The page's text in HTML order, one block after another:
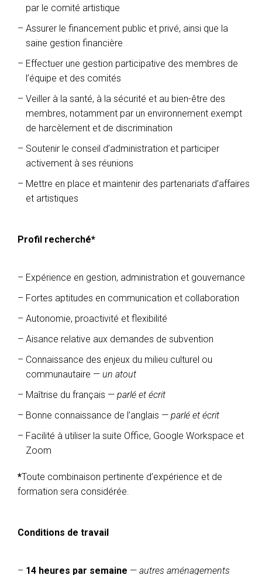
par le comité artistique
Assurer le financement public et privé, ainsi que la
saine gestion financière
Effectuer une gestion participative des membres de
l’équipe et des comités
Veiller à la santé, à la sécurité et au bien-être des
membres, notamment par un environnement exempt
de harcèlement et de discrimination
Soutenir le conseil d’administration et participer
activement à ses réunions
Mettre en place et maintenir des partenariats d’affaires
et artistiques
Profil recherché*
Expérience en gestion, administration et gouvernance
Fortes aptitudes en communication et collaboration
Autonomie, proactivité et flexibilité
Aisance relative aux demandes de subvention
Connaissance des enjeux du milieu culturel ou
communautaire — un atout
Maîtrise du français — parlé et écrit
Bonne connaissance de l’anglais — parlé et écrit
Facilité à utiliser la suite Office, Google Workspace et
Zoom
*Toute combinaison pertinente d’expérience et de
formation sera considérée.
Conditions de travail
14 heures par semaine — autres aménagements